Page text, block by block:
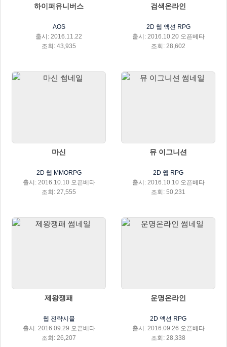
하이퍼유니버스
AOS
출시: 2016.11.22
조회: 43,935
검색온라인
2D 웹 액션 RPG
출시: 2016.10.20 오픈베타
조회: 28,602
마신
2D 웹 MMORPG
출시: 2016.10.10 오픈베타
조회: 27,555
뮤 이그니션
2D 웹 RPG
출시: 2016.10.10 오픈베타
조회: 50,231
제왕쟁패
웹 전략시뮬
출시: 2016.09.29 오픈베타
조회: 26,207
운명온라인
2D 액션 RPG
출시: 2016.09.26 오픈베타
조회: 28,338